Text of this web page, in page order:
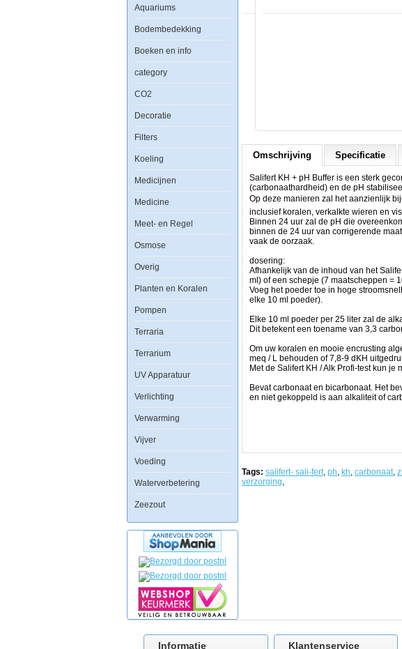
Aquariums
Bodembedekking
Boeken en info
category
CO2
Decoratie
Filters
Koeling
Medicijnen
Medicine
Meet- en Regel
Osmose
Overig
Planten en Koralen
Pompen
Terraria
Terrarium
UV Apparatuur
Verlichting
Verwarming
Vijver
Voeding
Waterverbetering
Zeezout
Buffer
een
sterk
geconcentreerd,
snel
oplosbaar
poeder
dat
alkaliteit
verhoogt
(carbonaathardheid)
de
pH
stabiliseert
op
de
juiste
waarde.
Op
deze
manieren
zal
de
van
alle
zal
Omschrijving Specificatie
Salifert KH + pH Buffer is een sterk
(carbonaathardheid) en de pH
Op deze manieren zal het aanzienlijk
inclusief koralen, verkalkte wieren en
Binnen 24 uur zal de pH die
binnen de 24 uur van corrigerende
vaak de oorzaak.
dosering:
Afhankelijk van de inhoud van het
ml) of een schepje (7 maatscheppen =
Voeg het poeder toe in hoge
elke 10 ml poeder).
Elke 10 ml poeder per 25 liter zal de
Dit betekent een toename van 3,3
Om uw koralen en mooie encrusting
meq / L behouden of 7,8-9 dKH
Met de Salifert KH / Alk Profi-test kun je
Bevat carbonaat en bicarbonaat. Het
en niet gekoppeld is aan alkaliteit of
Tags: salifert- sali-fert, ph, kh, carbonaat,
verzorging,
Informatie Klantenservice